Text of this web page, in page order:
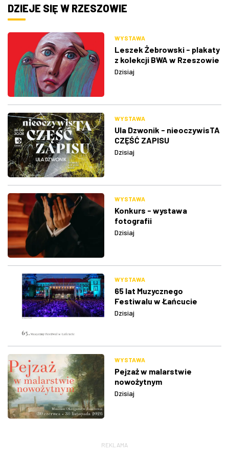
DZIEJE SIĘ W RZESZOWIE
WYSTAWA
Leszek Żebrowski - plakaty
z kolekcji BWA w Rzeszowie
Dzisiaj
WYSTAWA
Ula Dzwonik - nieoczywisTA
CZĘŚĆ ZAPISU
Dzisiaj
WYSTAWA
Konkurs - wystawa
fotografii
Dzisiaj
WYSTAWA
65 lat Muzycznego
Festiwalu w Łańcucie
Dzisiaj
WYSTAWA
Pejzaż w malarstwie
nowożytnym
Dzisiaj
REKLAMA